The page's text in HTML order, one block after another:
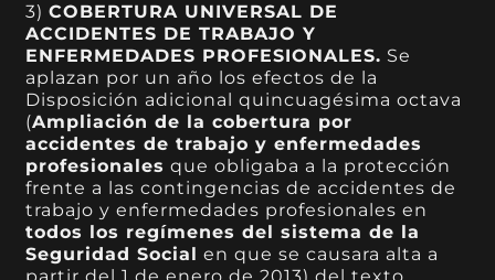
3)COBERTURA UNIVERSAL DE
ACCIDENTES DE TRABAJO Y
ENFERMEDADES PROFESIONALES. Se
aplazan por un año los efectos de la
Disposición adicional quincuagésima octava
(Ampliación de la cobertura por
accidentes de trabajo y enfermedades
profesionales que obligaba a la protección
frente a las contingencias de accidentes de
trabajo y enfermedades profesionales en
todos los regímenes del sistema de la
Seguridad Social en que se causara alta a